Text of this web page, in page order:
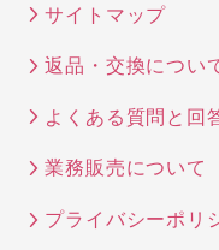
サイトマップ
返品・交換につい
よくある質問と回
業務販売について
プライバシーポリ